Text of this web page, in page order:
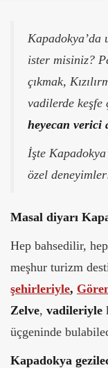
Kapadokya’da
ister misiniz?
çıkmak,
vadilerde keşfe
heyecan verici
İşte
özel
Masal diyarı
Hep bahsedilir,
meşhur turizm
şehirleriyle,
Zelve, vadileriyle
üçgeninde
Kapadokya